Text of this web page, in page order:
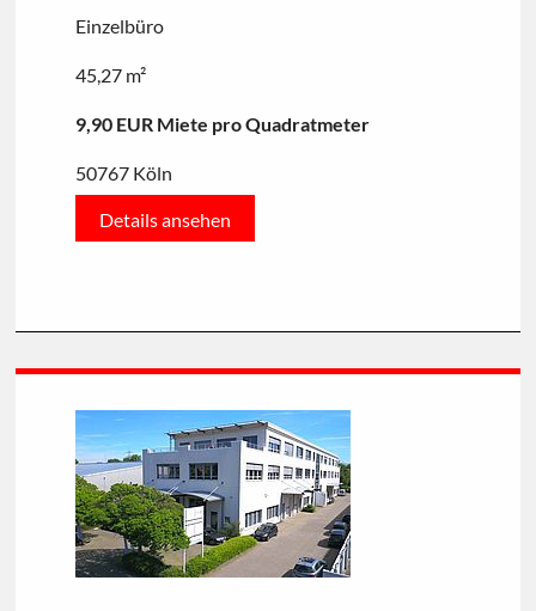
Einzelbüro
45,27 m²
9,90 EUR Miete pro Quadratmeter
50767 Köln
Details ansehen